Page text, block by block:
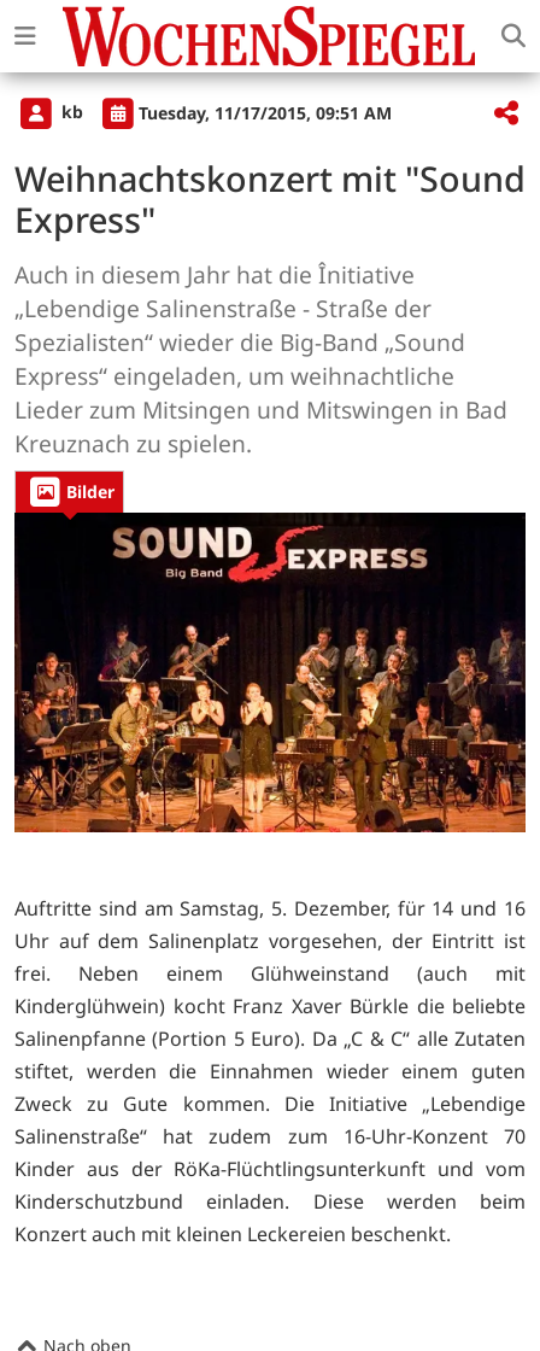
kb Tuesday, 11/17/2015, 09:51 AM
Weihnachtskonzert mit "Sound
Express"
Auch in diesem Jahr hat die Înitiative
„Lebendige Salinenstraße - Straße der
Spezialisten“ wieder die Big-Band „Sound
Express“ eingeladen, um weihnachtliche
Lieder zum Mitsingen und Mitswingen in Bad
Kreuznach zu spielen.
Bilder
Auftritte sind am Samstag, 5. Dezember, für 14 und 16
Uhr auf dem Salinenplatz vorgesehen, der Eintritt ist
frei. Neben einem Glühweinstand (auch mit
Kinderglühwein) kocht Franz Xaver Bürkle die beliebte
Salinenpfanne (Portion 5 Euro). Da „C & C“ alle Zutaten
stiftet, werden die Einnahmen wieder einem guten
Zweck zu Gute kommen. Die Initiative „Lebendige
Salinenstraße“ hat zudem zum 16-Uhr-Konzent 70
Kinder aus der RöKa-Flüchtlingsunterkunft und vom
Kinderschutzbund einladen. Diese werden beim
Konzert auch mit kleinen Leckereien beschenkt.
Nach oben